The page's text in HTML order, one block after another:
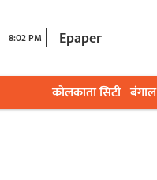
8:02 PM Epaper
कोलकाता सिटी बंगाल